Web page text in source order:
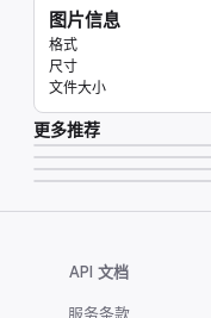
图片信息
格式
尺寸
文件大小
更多推荐
API 文档
服务条款